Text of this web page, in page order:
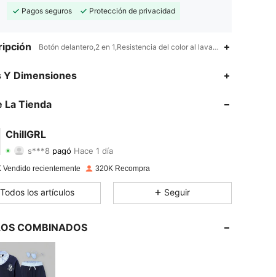
Pagos seguros
Protección de privacidad
Botón delantero,2 en 1,Resistencia del color al lavado,Gráfico,Letras
Y Dimensiones
La Tienda
ChillGRL
4.92
4.92
s***8
n***9 seguidoHace 4 horas
4.92
4.92
4.92
Vendido recientemente 320K Recompra
Todos los artículos Seguir
COMBINADOS